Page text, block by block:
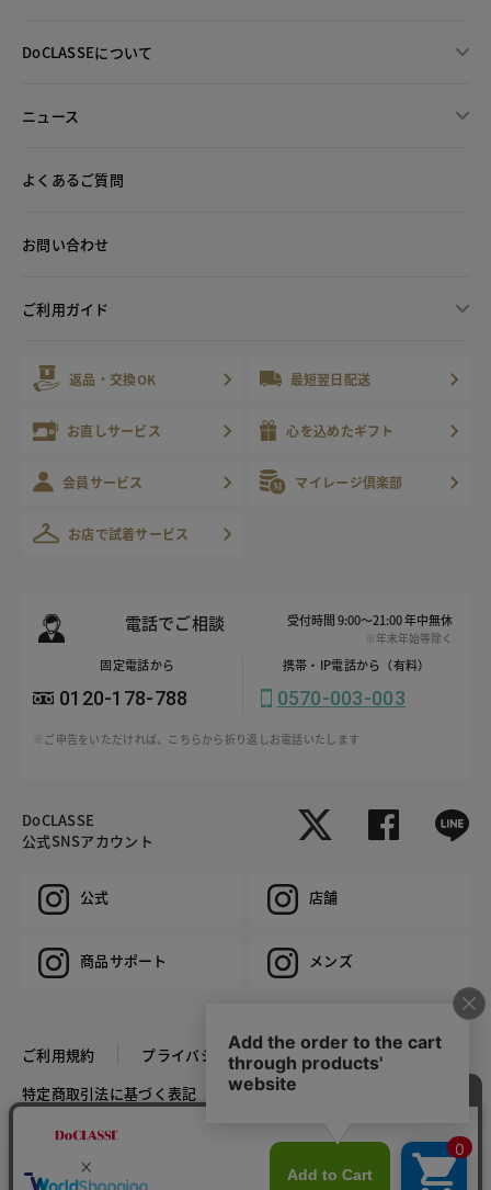
DoCLASSEについて
ニュース
よくあるご質問
お問い合わせ
ご利用ガイド
返品・交換OK 最短翌日配送
お直しサービス 心を込めたギフト
会員サービス マイレージ倶楽部
お店で試着サービス
電話でご相談 受付時間 9:00～21:00 年中無休
※年末年始等除く
固定電話から
0120-178-788
携帯・IP電話から（有料）
0570-003-003
※ご申告をいただければ、こちらから折り返しお電話いたします
DoCLASSE
公式SNSアカウント
公式 店舗
商品サポート メンズ
ご利用規約
プライバシーポリシー
特定商取引法に基づく表記
推奨環境
COPYRIGHT © DoCLASSE ALL RIGHTS RESERVED.